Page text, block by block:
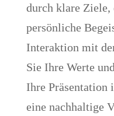
durch klare Ziele,
persönliche
Interaktion mit
Sie Ihre Werte
Ihre Präsentation
eine nachhaltige